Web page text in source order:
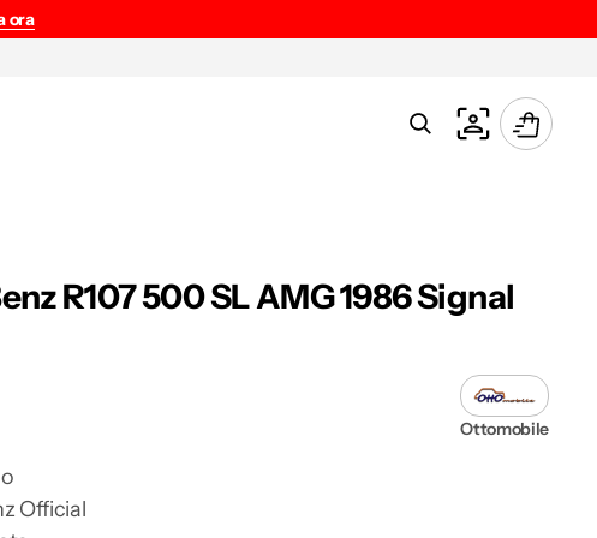
ora
Carrello
R107 500 SL AMG 1986 Signal
Official
Ottomobile